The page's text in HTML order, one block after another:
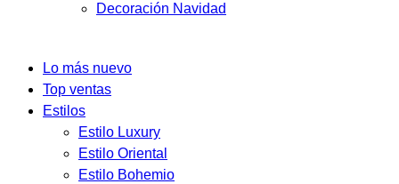
Decoración Navidad
Lo más nuevo
Top ventas
Estilos
Estilo Luxury
Estilo Oriental
Estilo Bohemio